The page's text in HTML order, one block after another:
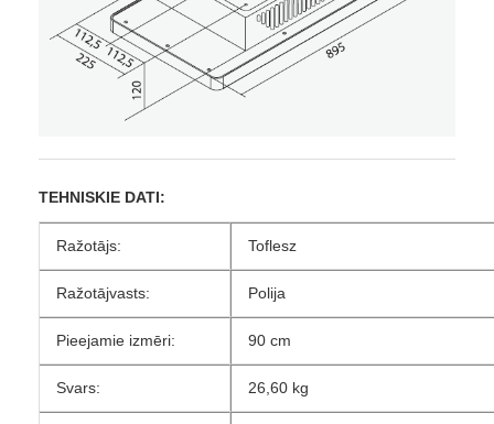
TEHNISKIE DATI:
Ražotājs: Toflesz
Ražotājvasts: Polija
Pieejamie izmēri: 90 cm
Svars: 26,60 kg